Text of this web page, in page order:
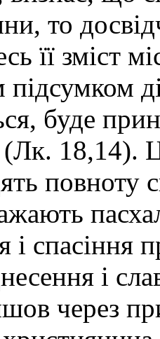
то
її зміст
підсумком
буде
18,14).
повноту
і спасіння
і
через